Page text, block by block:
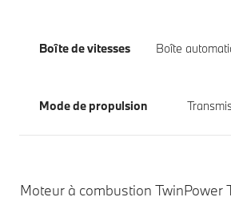
Boîte de vitesses Boîte
Mode de propulsion
Moteur à combustion TwinPower